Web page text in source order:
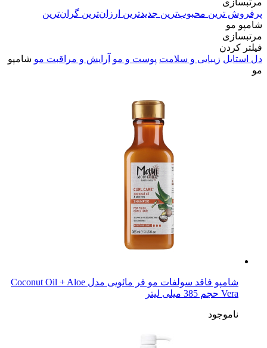
پرفروش ترین محبوب‌ترین جدیدترین ارزان‌ترین گران‌ترین
شامپو مو
مرتبسازی
فیلتر کردن
دل استایل زیبایی و سلامت پوست و مو آرایش و مراقبت مو شامپو
مو
شامپو فاقد سولفات مو فر مائویی مدل Coconut Oil + Aloe
Vera حجم 385 میلی لیتر
ناموجود